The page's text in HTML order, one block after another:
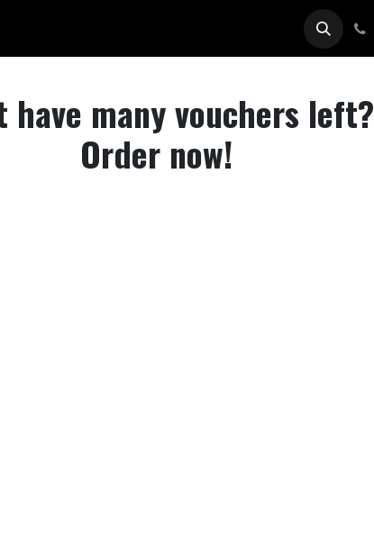
have many vouchers left?
Order now!